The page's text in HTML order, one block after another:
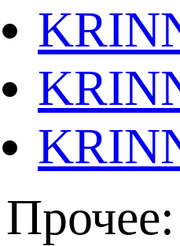
Прочее: